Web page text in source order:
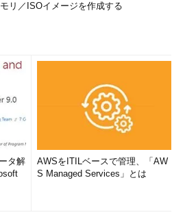
リ／ISOイメージを作成する
タ解
AWSをITILベースで管理、「AW
S Managed Services」とは